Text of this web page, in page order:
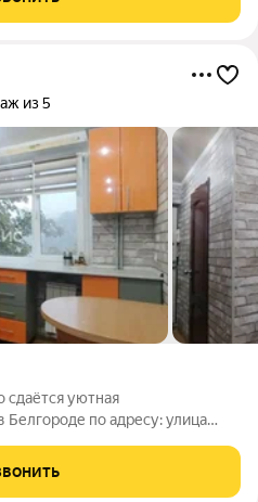
из 5
сдаётся уютная
Белгороде по адресу: улица
в 2 минутах от дома. Квартира